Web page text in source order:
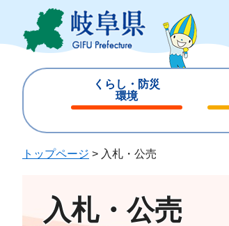
ジ
ュ
くらし・防災
環境
じ
じ
トップページ > 入札・公売
入札・公売